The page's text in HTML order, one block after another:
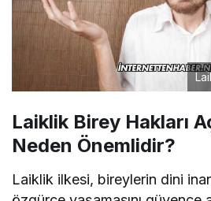
Laiklik Birey Hakları
Neden Önemlidir?
Laiklik ilkesi, bireylerin dini